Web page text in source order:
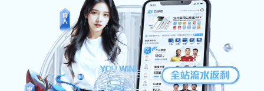
发布者：李月 发布时间：2025-10-22 浏览次数：